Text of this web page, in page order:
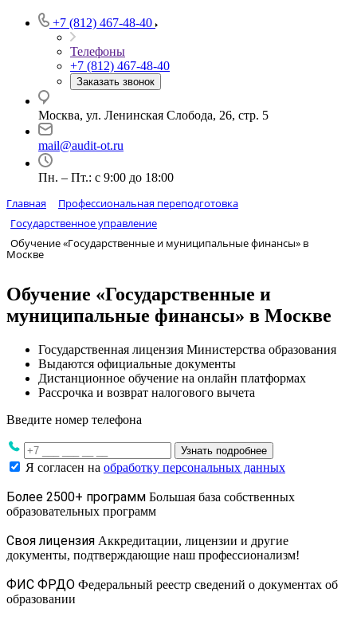
+7 (812) 467-48-40
Телефоны
+7 (812) 467-48-40
Заказать звонок
Москва, ул. Ленинская Слобода, 26, стр. 5
mail@audit-ot.ru
Пн. – Пт.: с 9:00 до 18:00
Главная
Профессиональная переподготовка
Государственное управление
Обучение «Государственные и муниципальные финансы» в
Москве
Обучение «Государственные и
муниципальные финансы» в Москве
Государственная лицензия Министерства образования
Выдаются официальные документы
Дистанционное обучение на онлайн платформах
Рассрочка и возврат налогового вычета
Введите номер телефона
Узнать подробнее
Я согласен на обработку персональных данных
Более 2500+ программ Большая база собственных
образовательных программ
Своя лицензия Аккредитации, лицензии и другие
документы, подтверждающие наш профессионализм!
ФИС ФРДО Федеральный реестр сведений о документах об
образовании